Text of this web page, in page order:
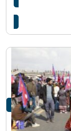
सर्वाेच्चद्वारा